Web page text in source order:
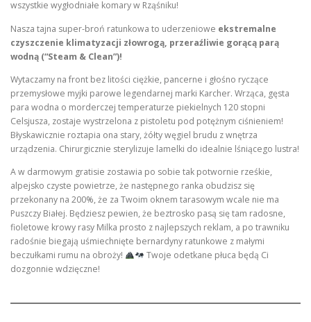
wszystkie wygłodniałe komary w Rząśniku!
Nasza tajna super-broń ratunkowa to uderzeniowe ekstremalne
czyszczenie klimatyzacji złowrogą, przeraźliwie gorącą parą
wodną (“Steam & Clean”)!
Wytaczamy na front bez litości ciężkie, pancerne i głośno ryczące
przemysłowe myjki parowe legendarnej marki Karcher. Wrząca, gęsta
para wodna o morderczej temperaturze piekielnych 120 stopni
Celsjusza, zostaje wystrzelona z pistoletu pod potężnym ciśnieniem!
Błyskawicznie roztapia ona stary, żółty węgiel brudu z wnętrza
urządzenia. Chirurgicznie sterylizuje lamelki do idealnie lśniącego lustra!
A w darmowym gratisie zostawia po sobie tak potwornie rześkie,
alpejsko czyste powietrze, że następnego ranka obudzisz się
przekonany na 200%, że za Twoim oknem tarasowym wcale nie ma
Puszczy Białej. Będziesz pewien, że beztrosko pasą się tam radosne,
fioletowe krowy rasy Milka prosto z najlepszych reklam, a po trawniku
radośnie biegają uśmiechnięte bernardyny ratunkowe z małymi
beczułkami rumu na obroży!
Twoje odetkane płuca będą Ci
dozgonnie wdzięczne!